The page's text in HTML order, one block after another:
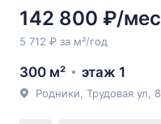
142 800 ₽/мес
5 712 ₽ за м²/год
300 м² этаж 1
Родники, Трудовая ул, 8